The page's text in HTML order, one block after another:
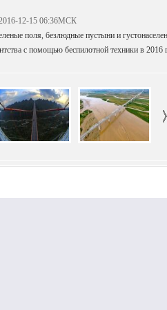
12-15 06:36МСК
поля, безлюдные пустыни и
с помощью беспилотной техники в 2016